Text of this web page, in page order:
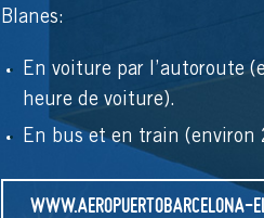
Blanes:
En voiture par l’autoroute
heure de voiture).
En bus et en train (environ
WWW.AEROPUERTOBARCELONA-